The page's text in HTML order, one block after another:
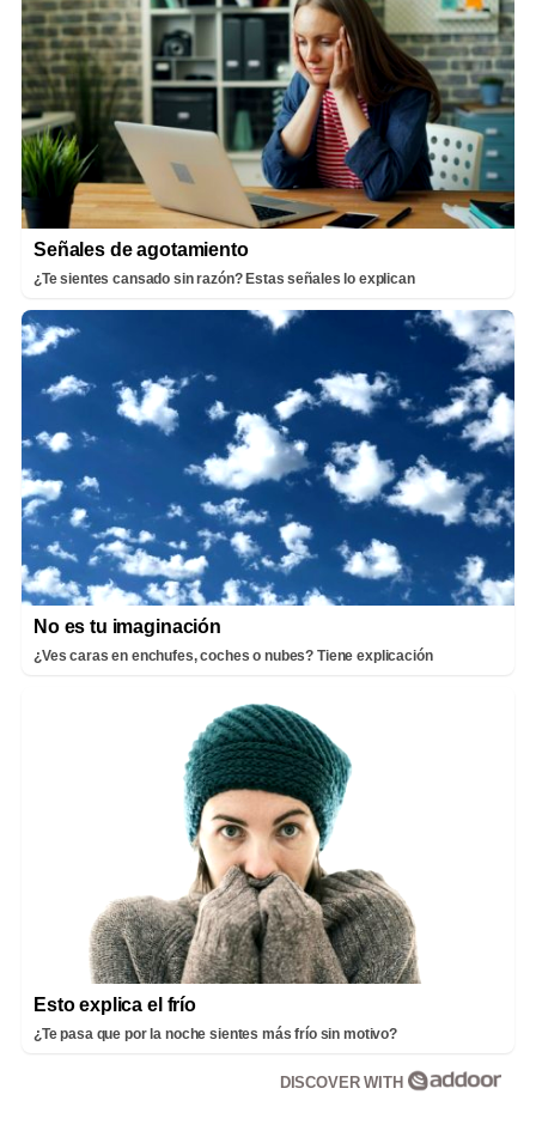
Señales de agotamiento
¿Te sientes cansado sin razón? Estas señales lo explican
No es tu imaginación
¿Ves caras en enchufes, coches o nubes? Tiene explicación
Esto explica el frío
¿Te pasa que por la noche sientes más frío sin motivo?
DISCOVER WITH